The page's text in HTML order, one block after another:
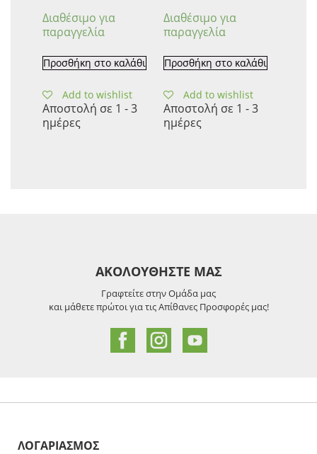
Διαθέσιμο για
παραγγελία
Προσθήκη στο καλάθι
Add to wishlist
Αποστολή σε 1 - 3
ημέρες
Διαθέσιμο για
παραγγελία
Προσθήκη στο καλάθι
Add to wishlist
Αποστολή σε 1 - 3
ημέρες
ΑΚΟΛΟΥΘΗΣΤΕ ΜΑΣ
Γραφτείτε στην Ομάδα μας
και μάθετε πρώτοι για τις Απίθανες Προσφορές μας!
ΛΟΓΑΡΙΑΣΜΟΣ